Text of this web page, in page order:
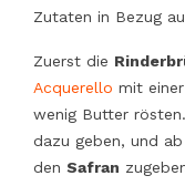
Zutaten in Bezug
Zuerst die
Acquerello mit
wenig Butter
dazu geben, und
den Safran